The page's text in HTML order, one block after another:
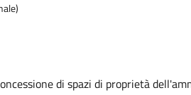
di spazi di proprietà